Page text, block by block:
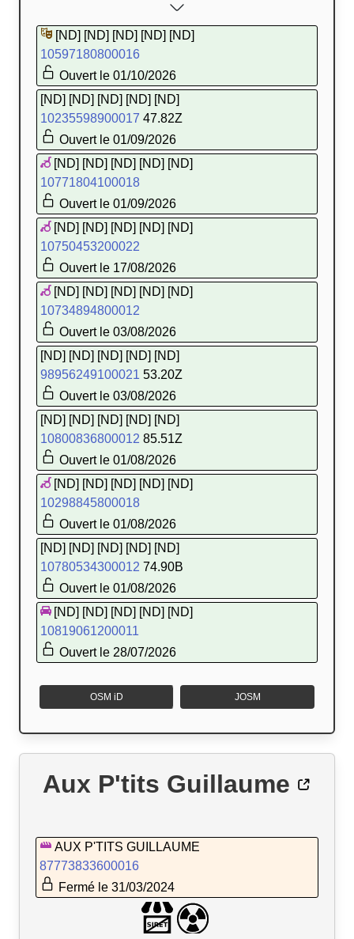
[ND] [ND] [ND] [ND] [ND]
10597180800016
Ouvert le 01/10/2026
[ND] [ND] [ND] [ND] [ND]
10235598900017 47.82Z
Ouvert le 01/09/2026
[ND] [ND] [ND] [ND] [ND]
10771804100018
Ouvert le 01/09/2026
[ND] [ND] [ND] [ND] [ND]
10750453200022
Ouvert le 17/08/2026
[ND] [ND] [ND] [ND] [ND]
10734894800012
Ouvert le 03/08/2026
[ND] [ND] [ND] [ND] [ND]
98956249100021 53.20Z
Ouvert le 03/08/2026
[ND] [ND] [ND] [ND] [ND]
10800836800012 85.51Z
Ouvert le 01/08/2026
[ND] [ND] [ND] [ND] [ND]
10298845800018
Ouvert le 01/08/2026
[ND] [ND] [ND] [ND] [ND]
10780534300012 74.90B
Ouvert le 01/08/2026
[ND] [ND] [ND] [ND] [ND]
10819061200011
Ouvert le 28/07/2026
OSM iD JOSM
Aux P'tits Guillaume
AUX P'TITS GUILLAUME
87773833600016
Fermé le 31/03/2024